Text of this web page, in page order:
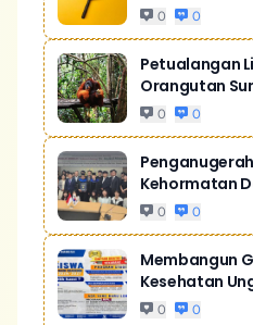
0 0
Petualangan
Orangutan
0 0
Kehormatan
0 0
Membangun
Kesehatan
0 0